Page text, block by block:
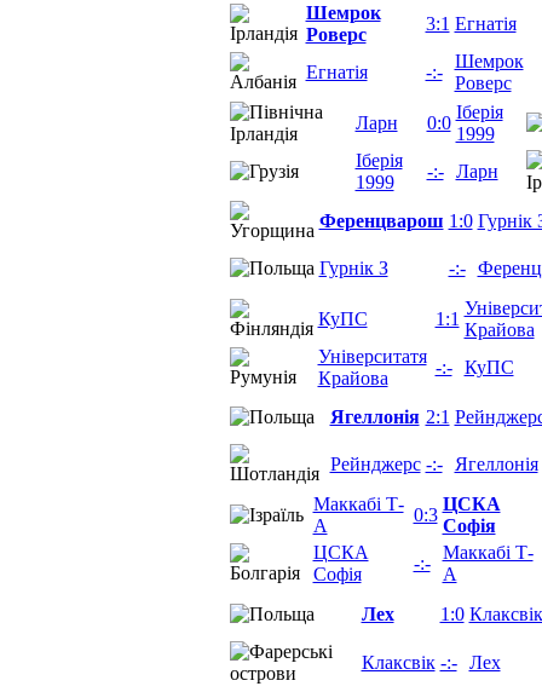
Шемрок
Роверс
3:1 Егнатія
Егнатія -:-
Шемрок
Роверс
Ларн
0:0
Іберія
1999
Іберія
1999
-:- Ларн
Ференцварош 1:0 Гурнік
Гурнік З -:-
КуПС 1:1
Крайова
Університатя
Крайова
-:- КуПС
Ягеллонія 2:1
Рейнджерс -:-
Ягеллонія
Маккабі Т-
А
0:3
ЦСКА
Софія
ЦСКА
Софія
-:-
Маккабі Т-
А
Лех
1:0 Клаксвік
Клаксвік -:-
Лех